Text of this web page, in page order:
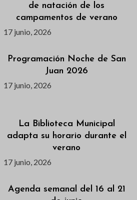
de natación de los
campamentos de verano
17 junio, 2026
Programación Noche de San
Juan 2026
17 junio, 2026
La Biblioteca Municipal
adapta su horario durante el
verano
17 junio, 2026
Agenda semanal del 16 al 21